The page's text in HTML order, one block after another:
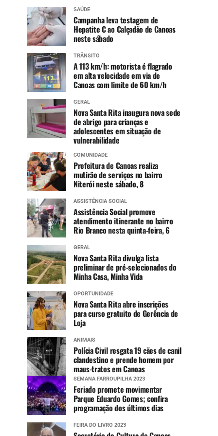
SAÚDE
Campanha leva testagem de
Hepatite C ao Calçadão de Canoas
neste sábado
TRÂNSITO
A 113 km/h: motorista é flagrado
em alta velocidade em via de
Canoas com limite de 60 km/h
GERAL
Nova Santa Rita inaugura nova sede
de abrigo para crianças e
adolescentes em situação de
vulnerabilidade
COMUNIDADE
Prefeitura de Canoas realiza
mutirão de serviços no bairro
Niterói neste sábado, 8
ASSISTÊNCIA SOCIAL
Assistência Social promove
atendimento itinerante no bairro
Rio Branco nesta quinta-feira, 6
GERAL
Nova Santa Rita divulga lista
preliminar de pré-selecionados do
Minha Casa, Minha Vida
OPORTUNIDADE
Nova Santa Rita abre inscrições
para curso gratuito de Gerência de
Loja
ANIMAIS
Polícia Civil resgata 19 cães de canil
clandestino e prende homem por
maus-tratos em Canoas
SEMANA FARROUPILHA 2023
Feriado promete movimentar
Parque Eduardo Gomes; confira
programação dos últimos dias
FEIRA DO LIVRO 2023